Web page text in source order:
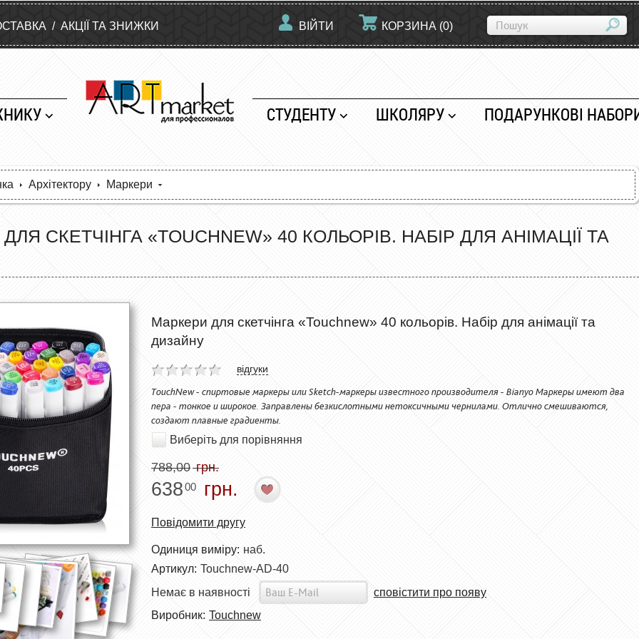
/ АКЦІЇ ТА ЗНИЖКИ ВІЙТИ КОРЗИНА (0)
СТУДЕНТУ ШКОЛЯРУ ПОДАРУНКОВІ
Архітектору Маркери
СКЕТЧІНГА «TOUCHNEW» 40 КОЛЬОРІВ. НАБІР ДЛЯ АНІМАЦІЇ ТА
Маркери для скетчінга «Touchnew» 40 кольорів. Набір для анімації та
дизайну
відгуки
TouchNew - спиртовые маркеры или Sketch-маркеры известного производителя - Bianyo Маркеры имеют два
пера - тонкое и широкое. Заправлены безкислотными нетоксичными чернилами. Отлично смешиваются,
создают плавные градиенты.
Виберіть для порівняння
788,00грн.
63800 грн.
Повідомити другу
Одиниця виміру: наб.
Артикул: Touchnew-AD-40
Немає в наявності
сповістити про появу
Виробник: Touchnew